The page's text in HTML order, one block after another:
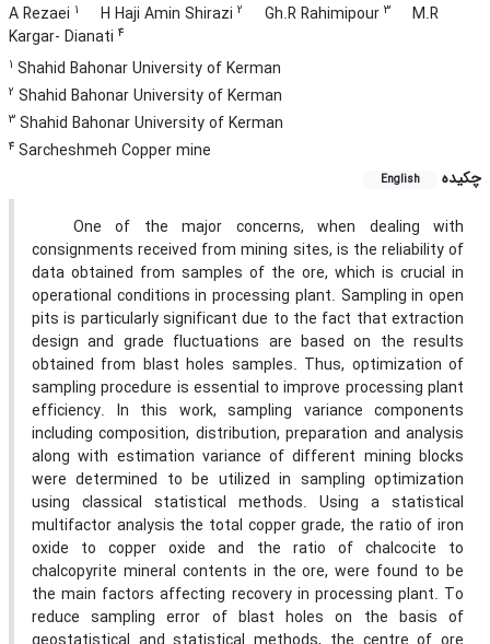
A Rezaei 1 H Haji Amin Shirazi 2 Gh.R Rahimipour 3
M.R
Kargar- Dianati 4
1 Shahid Bahonar University of Kerman
2 Shahid Bahonar University of Kerman
3 Shahid Bahonar University of Kerman
4 Sarcheshmeh Copper mine
چکیده
English
One of the major concerns, when dealing with
consignments received from mining sites, is the reliability of
data obtained from samples of the ore, which is crucial in
operational conditions in processing plant. Sampling in open
pits is particularly significant due to the fact that extraction
design and grade fluctuations are based on the results
obtained from blast holes samples. Thus, optimization of
sampling procedure is essential to improve processing plant
efficiency. In this work, sampling variance components
including composition, distribution, preparation and analysis
along with estimation variance of different mining blocks
were determined to be utilized in sampling optimization
using classical statistical methods. Using a statistical
multifactor analysis the total copper grade, the ratio of iron
oxide to copper oxide and the ratio of chalcocite to
chalcopyrite mineral contents in the ore, were found to be
the main factors affecting recovery in processing plant. To
reduce sampling error of blast holes on the basis of